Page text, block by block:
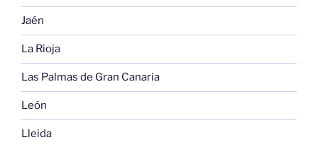
Jaén
La Rioja
Las Palmas de Gran Canaria
León
Lleida